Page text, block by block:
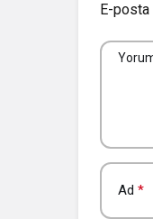
E-posta
Ad *